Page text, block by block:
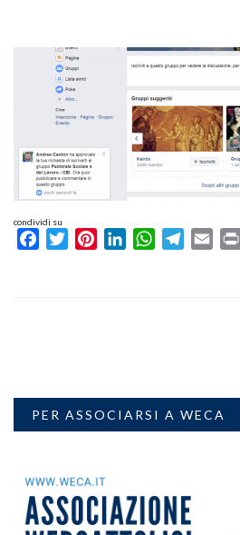
condividi su
FacebookTwitterPinterestLinkedInWhatsAppTelegram
Email
PER ASSOCIARSI A WECA